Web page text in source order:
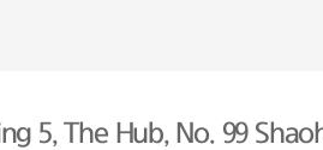
5, The Hub, No. 99